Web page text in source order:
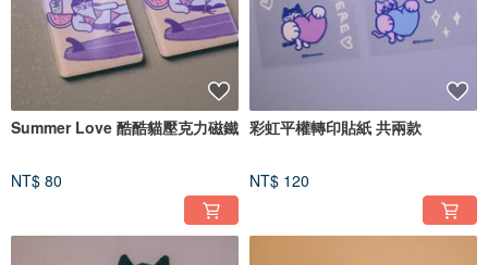
Summer Love 酷酷貓壓克力磁鐵
NT$ 80
彩虹平權轉印貼紙 共兩款
NT$ 120